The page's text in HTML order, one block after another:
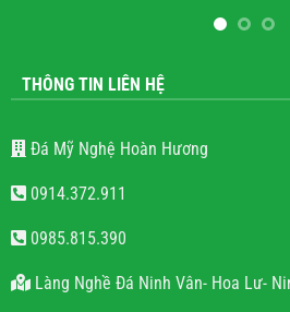
Đá Mỹ Nghệ Hoàn Hương
0914.372.911
0985.815.390